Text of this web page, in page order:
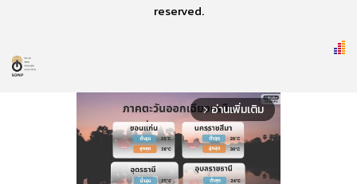
reserved.
arrow_forward_ios อ่านเพิ่มเติม